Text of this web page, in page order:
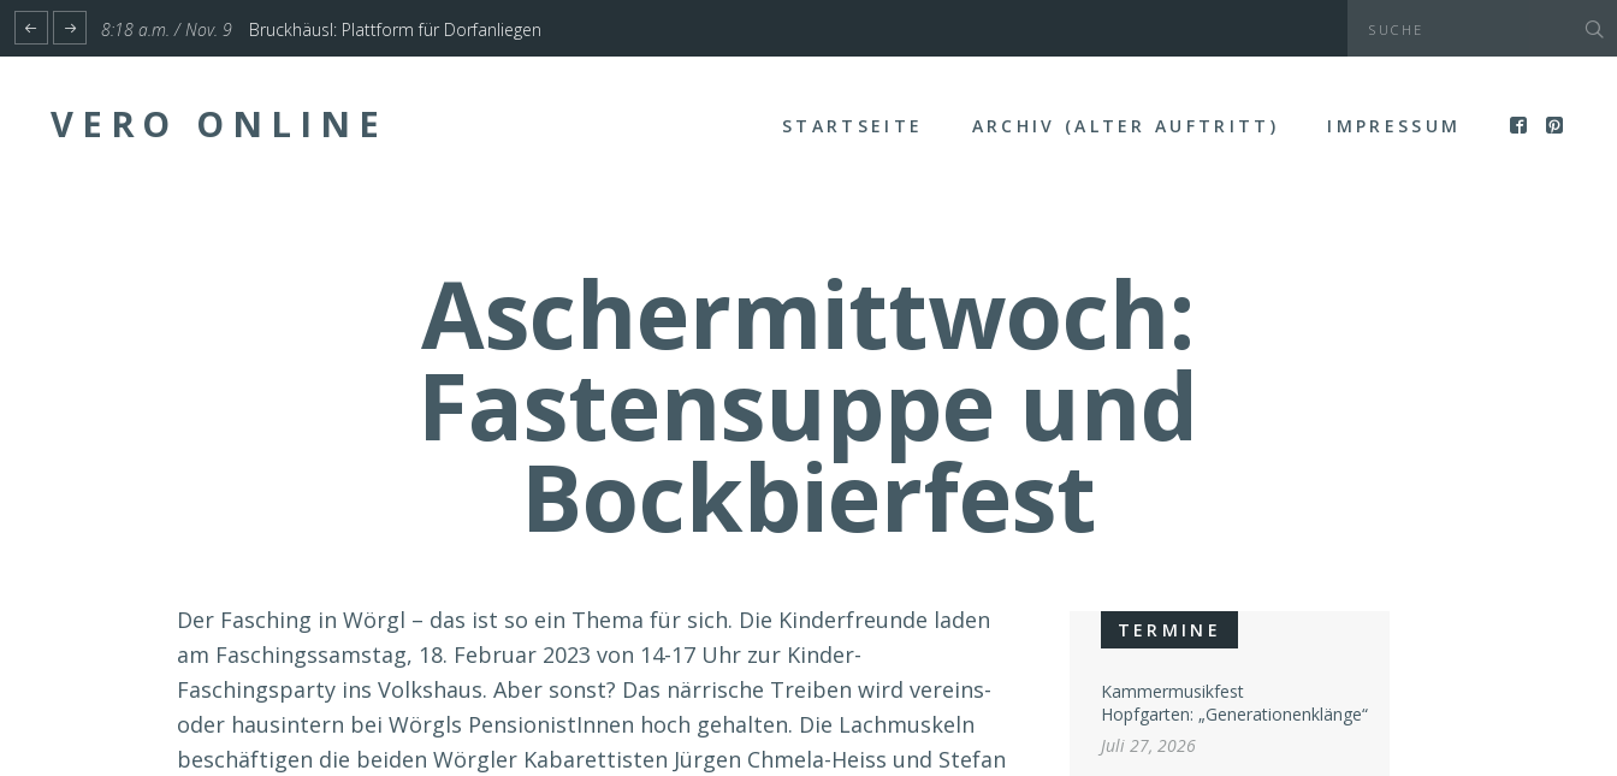
1:17 p.m. / Nov. 4 Start für Planung Hochwasserschutz Unterinntal
VERO ONLINE STARTSEITE ARCHIV (ALTER AUFTRITT) IMPRESSUM
Aschermittwoch:
Fastensuppe und
Bockbierfest
Der Fasching in Wörgl – das ist so ein Thema für sich. Die Kinderfreunde laden
am Faschingssamstag, 18. Februar 2023 von 14-17 Uhr zur Kinder-
Faschingsparty ins Volkshaus. Aber sonst? Das närrische Treiben wird vereins-
oder hausintern bei Wörgls PensionistInnen hoch gehalten. Die Lachmuskeln
beschäftigen die beiden Wörgler Kabarettisten Jürgen Chmela-Heiss und Stefan
TERMINE
Kammermusikfest
Hopfgarten: „Generationenklänge“
Juli 27, 2026